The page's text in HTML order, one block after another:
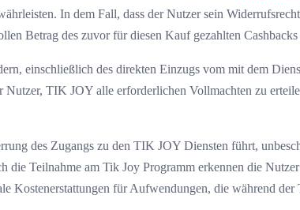
In dem Fall, dass der Nutzer sein
Betrag des zuvor für diesen Kauf gezahlten Cashbacks
einschließlich des direkten Einzugs vom mit dem
TIK JOY alle erforderlichen Vollmachten zu
des Zugangs zu den TIK JOY Diensten führt,
Teilnahme am Tik Joy Programm erkennen die
Kostenerstattungen für Aufwendungen, die während